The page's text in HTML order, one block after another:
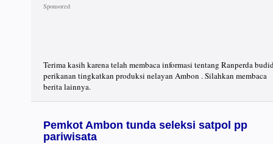
Terima kasih karena telah membaca informasi tentang Ranperda
perikanan tingkatkan produksi nelayan Ambon . Silahkan membaca
berita lainnya.
Pemkot Ambon tunda seleksi satpol pp
pariwisata